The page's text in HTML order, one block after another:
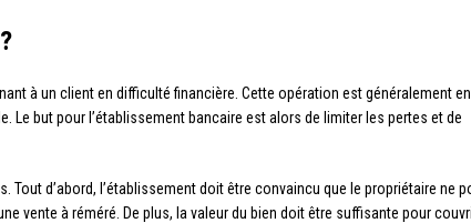
à un client en difficulté financière. Cette opération est généralement
Le but pour l’établissement bancaire est alors de limiter les pertes et de
d’abord, l’établissement doit être convaincu que le propriétaire ne
vente à réméré. De plus, la valeur du bien doit être suffisante pour